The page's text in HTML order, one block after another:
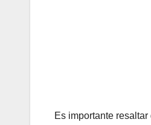
Es importante